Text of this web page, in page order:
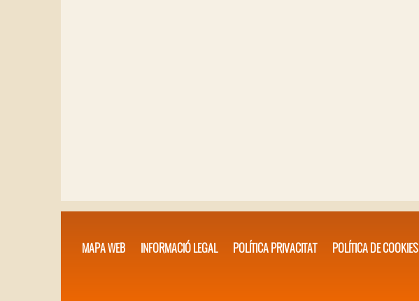
MAPA WEB INFORMACIÓ LEGAL POLÍTICA PRIVACITAT POLÍTICA DE COOKIES